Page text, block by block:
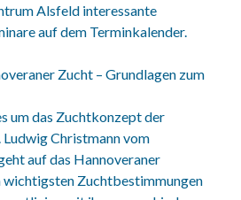
Alsfeld interessante
auf dem Terminkalender.
Zucht – Grundlagen zum
um das Zuchtkonzept der
Christmann vom
auf das Hannoveraner
Zuchtbestimmungen